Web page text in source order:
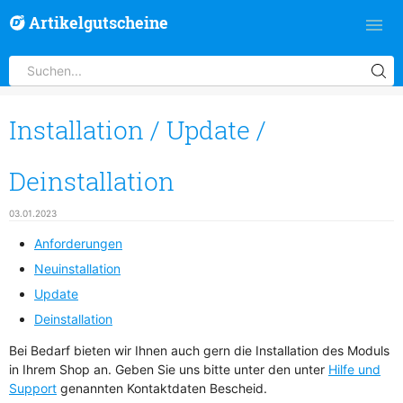
Artikelgutscheine
Installation / Update /
Deinstallation
03.01.2023
Anforderungen
Neuinstallation
Update
Deinstallation
Bei Bedarf bieten wir Ihnen auch gern die Installation des Moduls
in Ihrem Shop an. Geben Sie uns bitte unter den unter Hilfe und
Support genannten Kontaktdaten Bescheid.